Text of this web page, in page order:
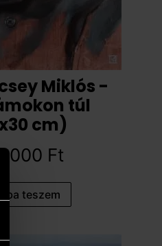
Miklós -
túl
cm)
000 Ft
teszem